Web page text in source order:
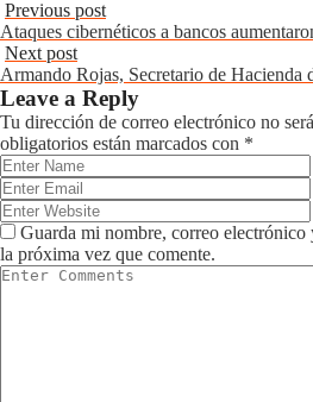
Previous post
Ataques cibernéticos a bancos
Next post
Armando Rojas, Secretario de
Leave a Reply
Tu dirección de correo electrónico no
obligatorios están marcados con *
Guarda mi nombre, correo electrónico
la próxima vez que comente.